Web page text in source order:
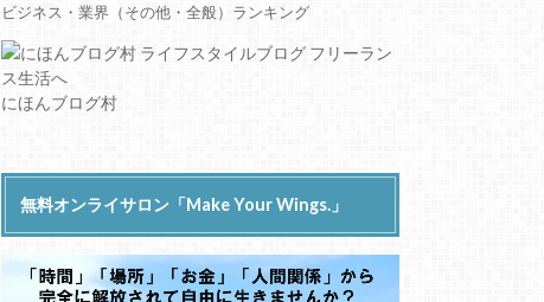
ビジネス・業界（その他・全般）ランキング
にほんブログ村
無料オンライサロン「Make Your Wings.」